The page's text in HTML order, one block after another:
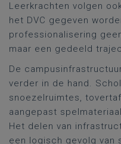
Leerkrachten volgen
het DVC gegeven
professionalisering
maar een gedeeld
De
verder in de hand.
snoezelruimtes,
aangepast
Het delen van
een logisch gevolg van